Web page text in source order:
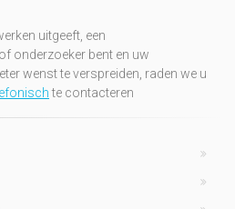
uitgeeft, een
onderzoeker bent en uw
wenst te verspreiden, raden we u
te contacteren